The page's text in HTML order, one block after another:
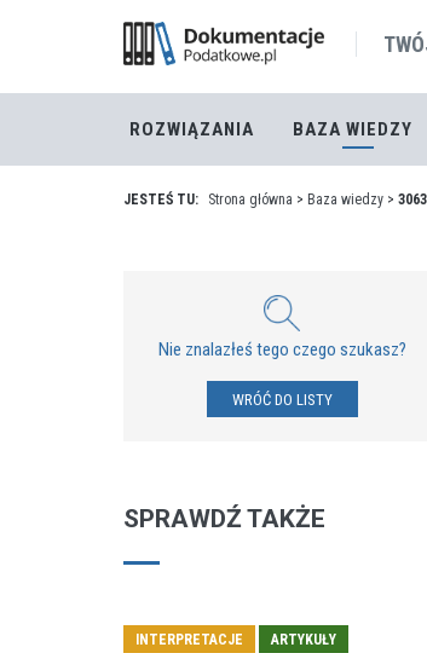
ROZWIĄZANIA BAZA WIEDZY
JESTEŚ TU: Strona główna > Baza wiedzy >
Nie znalazłeś tego czego szukasz?
WRÓĆ DO LISTY
SPRAWDŹ TAKŻE
INTERPRETACJE ARTYKUŁY